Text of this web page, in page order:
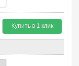
Купить в 1 клик